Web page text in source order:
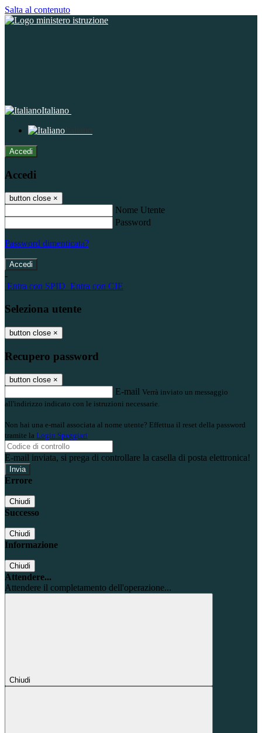
Salta al contenuto
Italiano
Italiano
Accedi
Accedi
button close ×
Nome Utente
Password
Password dimenticata?
-
Entra con SPID Entra con CIE
Seleziona utente
button close ×
Recupero password
button close ×
E-mail Verrà inviato un messaggio
all'indirizzo indicato con le istruzioni necessarie.
Non hai una e-mail associata al nome utente? Effettua il reset della password
tramite la Login Spaggiari
E-mail inviata, si prega di controllare la casella di posta elettronica!
Errore
Chiudi
Successo
Chiudi
Informazione
Chiudi
Attendere...
Attendere il completamento dell'operazione...
Chiudi